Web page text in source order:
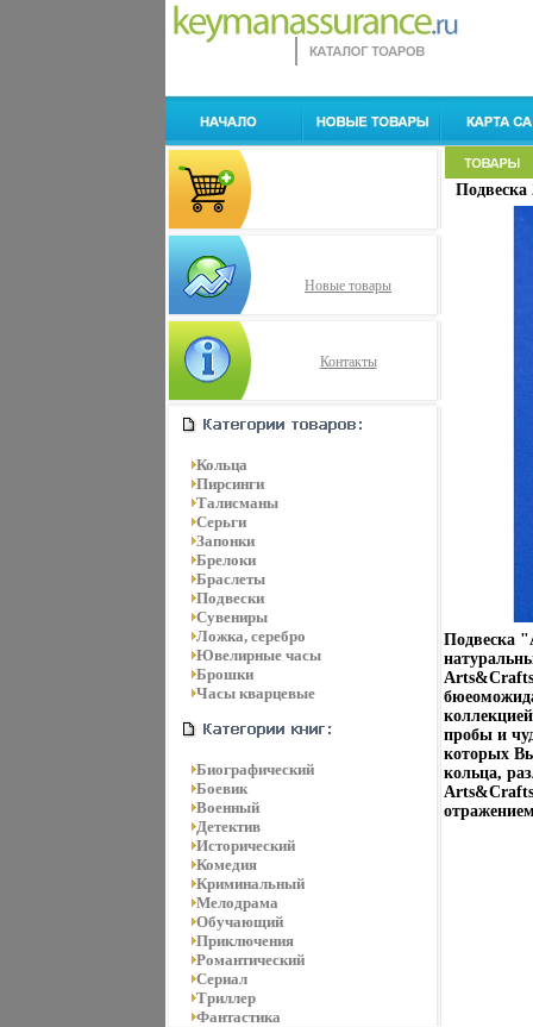
Новые товары
Контакты
Кольца
Пирсинги
Талисманы
Серьги
Запонки
Брелоки
Браслеты
Подвески
Сувениры
Ложка, серебро
Ювелирные часы
Брошки
Часы кварцевые
Биографический
Боевик
Военный
Детектив
Исторический
Комедия
Криминальный
Мелодрама
Обучающий
Приключения
Романтический
Сериал
Триллер
Фантастика
Подвеска
Подвеска
Arts&Crafts
пробы и
которых
кольца,
Arts&Crafts